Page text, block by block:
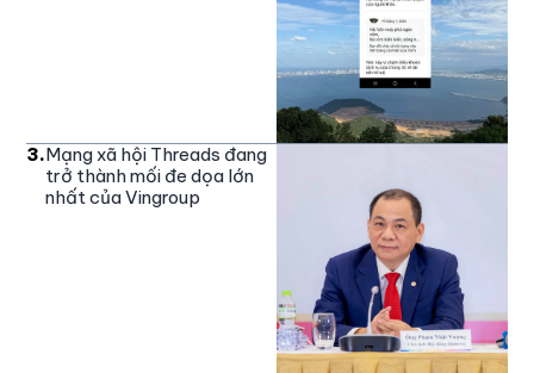
3.Mạng xã hội Threads đang
trở thành mối đe dọa lớn
nhất của Vingroup